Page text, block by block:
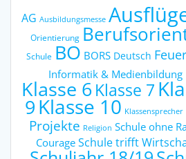
AG Ausbildungsmesse
Orientierung
Schule BO BORS Deutsch
Informatik & Medienbildung
Klasse 6Klasse 7
9Klasse 10 Klassensprecher
Projekte Religion Schule ohne
Courage Schule trifft